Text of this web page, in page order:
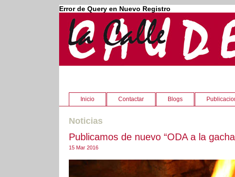
Error de Query en Nuevo Registro
Inicio Contactar Blogs
Noticias
Publicamos de nuevo “ODA a la
15 Mar 2016